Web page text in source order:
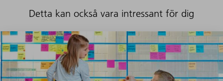
Detta kan också vara intressant för dig